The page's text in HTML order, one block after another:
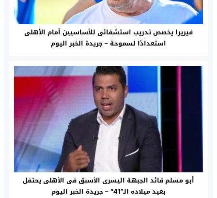
فيريرا يخصص تدريب استشفائى للأساسيين أمام الأهلى
استعدادًا لسموحة – جريدة الخبر اليوم
أبو مسلم قائد الجبهة اليسرى الأسبق فى الأهلى يحتفل
بعيد ميلاده الـ”41″ – جريدة الخبر اليوم